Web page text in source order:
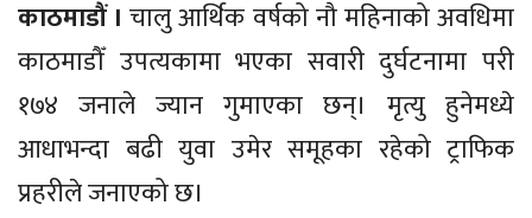
काठमाडौं ।चालु आर्थिक वर्षको नौ महिनाको अवधिमा
काठमाडौँ उपत्यकामा भएका सवारी दुर्घटनामा परी
१७४ जनाले ज्यान गुमाएका छन्। मृत्यु हुनेमध्ये
आधाभन्दा बढी युवा उमेर समूहका रहेको ट्राफिक
प्रहरीले जनाएको छ।